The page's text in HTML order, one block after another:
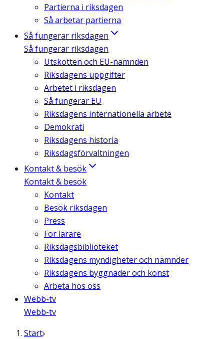
Partierna i riksdagen
Så arbetar partierna
Så fungerar riksdagen
Så fungerar riksdagen
Utskotten och EU-nämnden
Riksdagens uppgifter
Arbetet i riksdagen
Så fungerar EU
Riksdagens internationella arbete
Demokrati
Riksdagens historia
Riksdagsförvaltningen
Kontakt & besök
Kontakt & besök
Kontakt
Besök riksdagen
Press
För lärare
Riksdagsbiblioteket
Riksdagens myndigheter och nämnder
Riksdagens byggnader och konst
Arbeta hos oss
Webb-tv
Webb-tv
Start